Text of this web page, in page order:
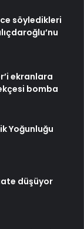
söyledikleri
ekranlara
bomba
Yoğunluğu
düşüyor